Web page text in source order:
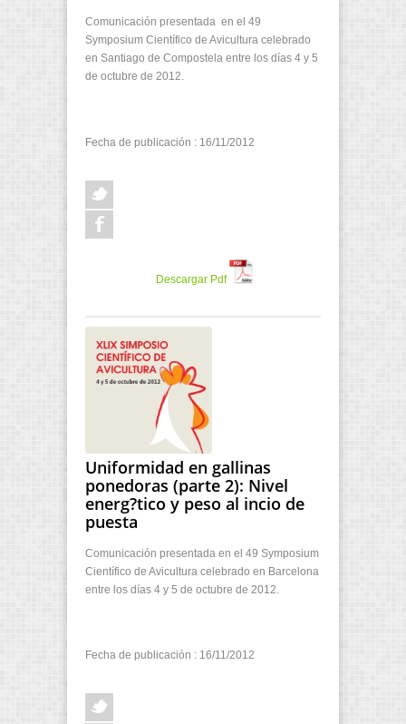
Comunicación presentada en el 49
Symposium Científico de Avicultura celebrado
en Santiago de Compostela entre los días 4 y 5
de octubre de 2012.
Fecha de publicación : 16/11/2012
Descargar Pdf
Uniformidad en gallinas
ponedoras (parte 2): Nivel
energ?tico y peso al incio de
puesta
Comunicación presentada en el 49 Symposium
Científico de Avicultura celebrado en Barcelona
entre los días 4 y 5 de octubre de 2012.
Fecha de publicación : 16/11/2012